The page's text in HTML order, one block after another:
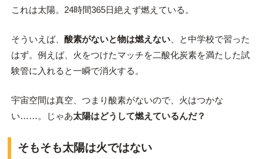
これは太陽。24時間365日絶えず燃えている。
そういえば、 酸素がないと物は燃えない、と中学校で習った
はず。例えば、火をつけたマッチを二酸化炭素を満たした試
験管に入れると一瞬で消火する。
宇宙空間は真空、つまり酸素がないので、火はつかな
い……。じゃあ太陽はどうして燃えているんだ？
そもそも太陽は火ではない